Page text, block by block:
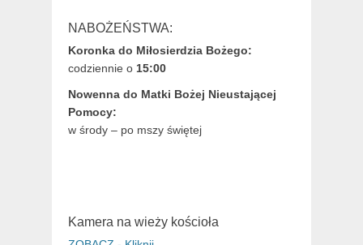
NABOŻEŃSTWA:
Koronka do Miłosierdzia Bożego:
codziennie o 15:00
Nowenna do Matki Bożej Nieustającej
Pomocy:
w środy – po mszy świętej
Kamera na wieży kościoła